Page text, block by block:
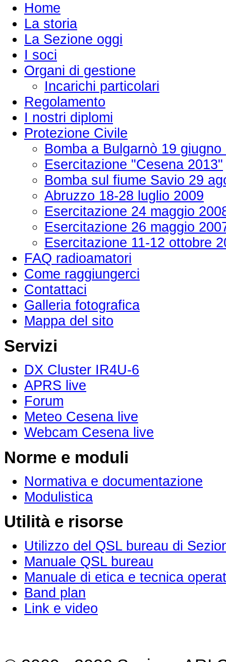
Home
La storia
La Sezione oggi
I soci
Organi di gestione
Incarichi particolari
Regolamento
I nostri diplomi
Protezione Civile
Bomba a Bulgarnò 19 giugno
Esercitazione "Cesena 2013"
Bomba sul fiume Savio 29
Abruzzo 18-28 luglio 2009
Esercitazione 24 maggio
Esercitazione 26 maggio
Esercitazione 11-12 ottobre
FAQ radioamatori
Come raggiungerci
Contattaci
Galleria fotografica
Mappa del sito
Servizi
DX Cluster IR4U-6
APRS live
Forum
Meteo Cesena live
Webcam Cesena live
Norme e moduli
Normativa e documentazione
Modulistica
Utilità e risorse
Utilizzo del QSL bureau di
Manuale QSL bureau
Manuale di etica e tecnica
Band plan
Link e video